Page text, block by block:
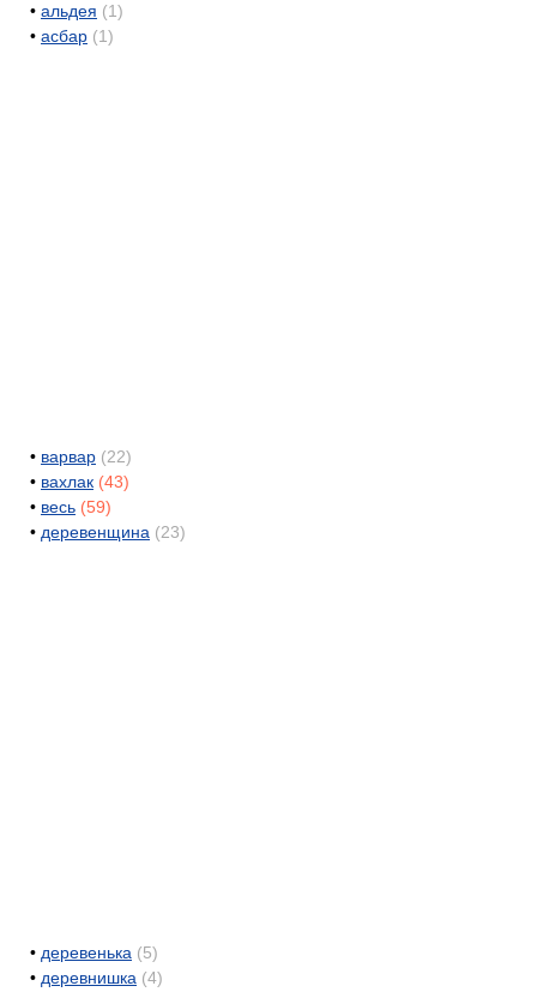
• альдея (1)
• асбар (1)
• варвар (22)
• вахлак (43)
• весь (59)
• деревенщина (23)
• деревенька (5)
• деревнишка (4)